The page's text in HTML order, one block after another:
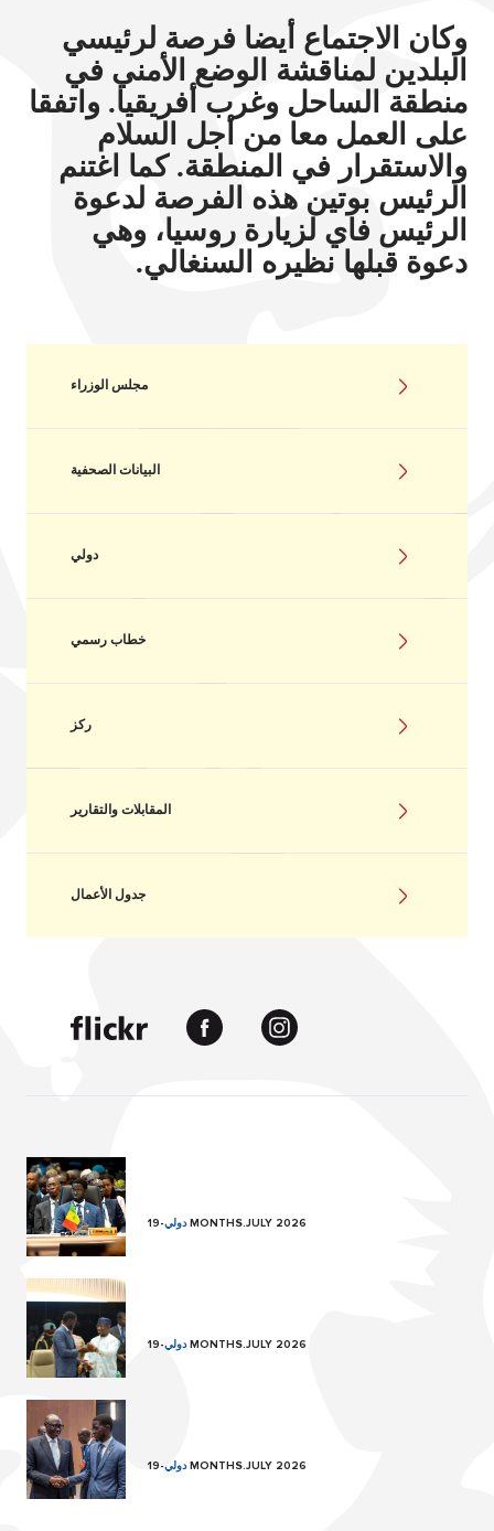
وكان الاجتماع أيضا فرصة لرئيسي
البلدين لمناقشة الوضع الأمني في
منطقة الساحل وغرب أفريقيا. واتفقا
على العمل معا من أجل السلام
والاستقرار في المنطقة. كما اغتنم
الرئيس بوتين هذه الفرصة لدعوة
الرئيس فاي لزيارة روسيا، وهي
دعوة قبلها نظيره السنغالي.
مجلس الوزراء
البيانات الصحفية
دولي
خطاب رسمي
ركز
المقابلات والتقارير
جدول الأعمال
دولي- 19 MONTHS.JULY 2026
دولي- 19 MONTHS.JULY 2026
دولي- 19 MONTHS.JULY 2026